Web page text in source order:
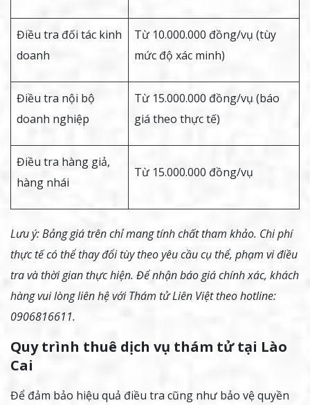
Điều tra đối tác kinh
doanh
Từ 10.000.000 đồng/vụ (tùy
mức độ xác minh)
Điều tra nội bộ
doanh nghiệp
Từ 15.000.000 đồng/vụ (báo
giá theo thực tế)
Điều tra hàng giả,
hàng nhái
Từ 15.000.000 đồng/vụ
Lưu ý: Bảng giá trên chỉ mang tính chất tham khảo. Chi phí
thực tế có thể thay đổi tùy theo yêu cầu cụ thể, phạm vi điều
tra và thời gian thực hiện. Để nhận báo giá chính xác, khách
hàng vui lòng liên hệ với Thám tử Liên Việt theo hotline:
0906816611.
Quy trình thuê dịch vụ thám tử tại Lào
Cai
Để đảm bảo hiệu quả điều tra cũng như bảo vệ quyền